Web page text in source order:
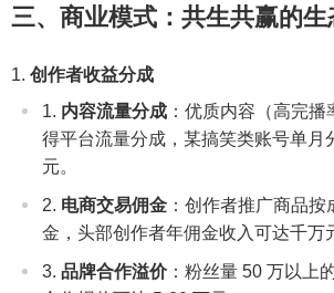
三、商业模式：共生共赢的生
创作者收益分成
内容流量分成 ：优质内容（高完
得平台流量分成，某搞笑类账号单月
元。
电商交易佣金 ：创作者推广商品
金，头部创作者年佣金收入可达千万
品牌合作溢价：粉丝量 50 万以上